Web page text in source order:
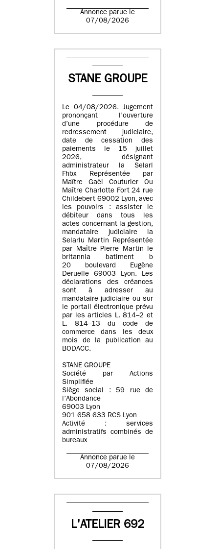
Annonce parue le
07/08/2026
STANE GROUPE
Le 04/08/2026. Jugement
prononçant l’ouverture
d’une procédure de
redressement judiciaire,
date de cessation des
paiements le 15 juillet
2026, désignant
administrateur la Selarl
Fhbx Représentée par
Maître Gaël Couturier Ou
Maître Charlotte Fort 24 rue
Childebert 69002 Lyon, avec
les pouvoirs : assister le
débiteur dans tous les
actes concernant la gestion,
mandataire judiciaire la
Selarlu Martin Représentée
par Maître Pierre Martin le
britannia batiment b
20 boulevard Eugène
Deruelle 69003 Lyon. Les
déclarations des créances
sont à adresser au
mandataire judiciaire ou sur
le portail électronique prévu
par les articles L. 814–2 et
L. 814–13 du code de
commerce dans les deux
mois de la publication au
BODACC.
STANE GROUPE
Société par Actions
Simplifiée
Siège social : 59 rue de
l’Abondance
69003 Lyon
901 658 633 RCS Lyon
Activité : services
administratifs combinés de
bureaux
Annonce parue le
07/08/2026
L'ATELIER 692